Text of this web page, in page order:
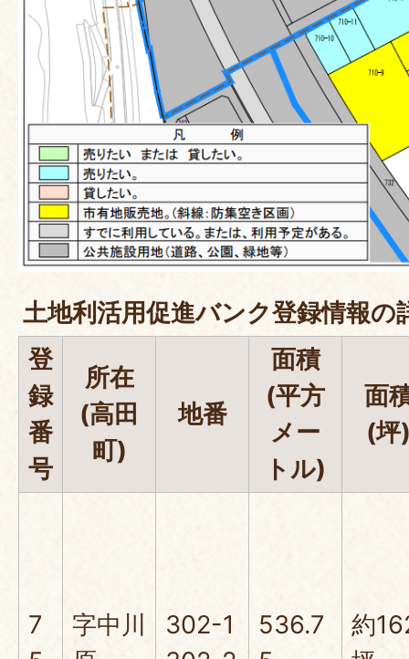
土地利活用促進バンク登録情報の
登
録
番
号
所在
(高田
町)
地番
面積
(平方
メー
トル)
面
(坪
7
字中川
302-1
536.7
約